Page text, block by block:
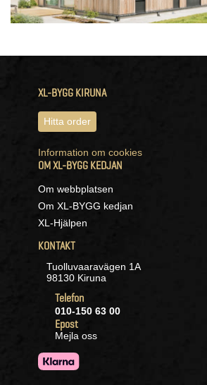
XL-BYGG KIRUNA
Hitta order
Information om cookies
OM XL-BYGG KEDJAN
Om webbplatsen
Om XL-BYGG kedjan
XL-Hjälpen
KONTAKT
Tuolluvaaravägen 1A
98130 Kiruna
Telefon
010-150 63 00
Epost
Mejla oss